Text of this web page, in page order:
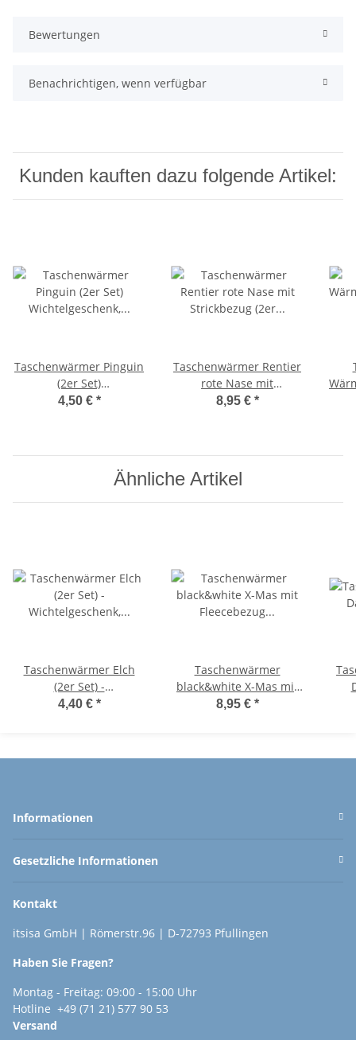
Bewertungen
Benachrichtigen, wenn verfügbar
Kunden kauften dazu folgende Artikel:
Taschenwärmer Pinguin
(2er Set)
Wichtelgeschenk,
4,50 € *
Taschenwärmer Rentier
rote Nase mit
Strickbezug (2er Set)
8,95 € *
Ähnliche Artikel
Taschenwärmer Elch
(2er Set) -
Wichtelgeschenk,
4,40 € *
Taschenwärmer
black&white X-Mas mit
Fleecebezug (2er Set)
8,95 € *
Informationen
Gesetzliche Informationen
Kontakt
itsisa GmbH | Römerstr.96 | D-72793 Pfullingen
Haben Sie Fragen?
Montag - Freitag: 09:00 - 15:00 Uhr
Hotline +49 (71 21) 577 90 53
Versand